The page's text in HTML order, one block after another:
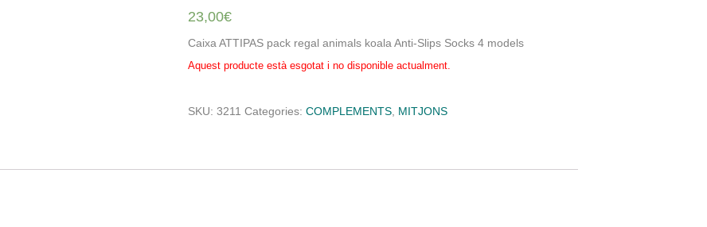
23,00€
Caixa ATTIPAS pack regal animals koala Anti-Slips Socks 4 models
Aquest producte està esgotat i no disponible actualment.
SKU:3211 Categories:COMPLEMENTS MITJONS